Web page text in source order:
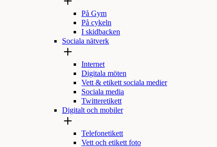
På Gym
På cykeln
I skidbacken
Sociala nätverk
Internet
Digitala möten
Vett & etikett sociala medier
Sociala media
Twitteretikett
Digitalt och mobiler
Telefonetikett
Vett och etikett foto